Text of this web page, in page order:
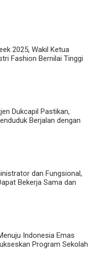
2025, Wakil Ketua
Fashion Bernilai Tinggi
Dukcapil Pastikan,
Berjalan dengan
dan Fungsional,
Bekerja Sama dan
Indonesia Emas
Program Sekolah